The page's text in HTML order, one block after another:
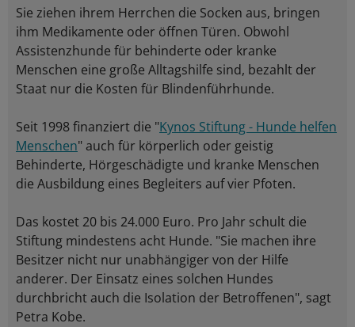
Sie ziehen ihrem Herrchen die Socken aus, bringen
ihm Medikamente oder öffnen Türen. Obwohl
Assistenzhunde für behinderte oder kranke
Menschen eine große Alltagshilfe sind, bezahlt der
Staat nur die Kosten für Blindenführhunde.
Seit 1998 finanziert die "Kynos Stiftung - Hunde helfen
Menschen" auch für körperlich oder geistig
Behinderte, Hörgeschädigte und kranke Menschen
die Ausbildung eines Begleiters auf vier Pfoten.
Das kostet 20 bis 24.000 Euro. Pro Jahr schult die
Stiftung mindestens acht Hunde. "Sie machen ihre
Besitzer nicht nur unabhängiger von der Hilfe
anderer. Der Einsatz eines solchen Hundes
durchbricht auch die Isolation der Betroffenen", sagt
Petra Kobe.